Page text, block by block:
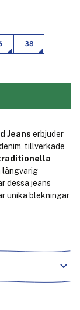
38
Jeans erbjuder
tillverkade
långvarig
är dessa jeans
unika blekningar
ett
,
stål